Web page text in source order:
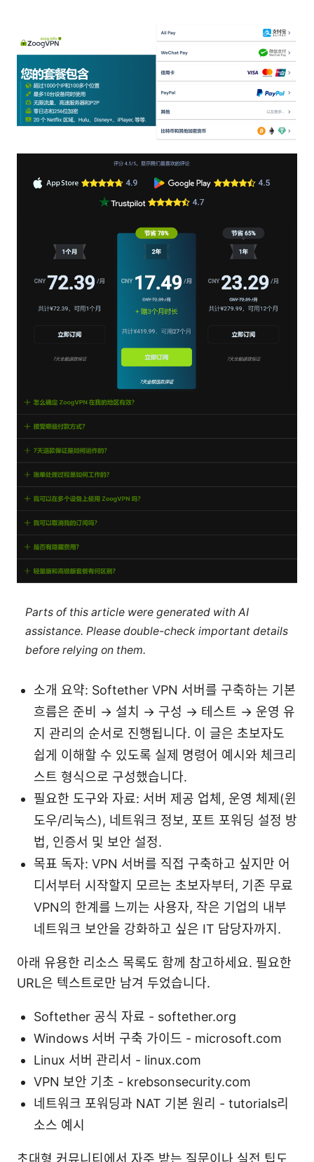
Parts of this article were generated with AI
assistance. Please double-check important details
before relying on them.
소개 요약: Softether VPN 서버를 구축하는 기본
흐름은 준비 → 설치 → 구성 → 테스트 → 운영 유
지 관리의 순서로 진행됩니다. 이 글은 초보자도
쉽게 이해할 수 있도록 실제 명령어 예시와 체크리
스트 형식으로 구성했습니다.
필요한 도구와 자료: 서버 제공 업체, 운영 체제(윈
도우/리눅스), 네트워크 정보, 포트 포워딩 설정 방
법, 인증서 및 보안 설정.
목표 독자: VPN 서버를 직접 구축하고 싶지만 어
디서부터 시작할지 모르는 초보자부터, 기존 무료
VPN의 한계를 느끼는 사용자, 작은 기업의 내부
네트워크 보안을 강화하고 싶은 IT 담당자까지.
아래 유용한 리소스 목록도 함께 참고하세요. 필요한
URL은 텍스트로만 남겨 두었습니다.
Softether 공식 자료 - softether.org
Windows 서버 구축 가이드 - microsoft.com
Linux 서버 관리서 - linux.com
VPN 보안 기초 - krebsonsecurity.com
네트워크 포워딩과 NAT 기본 원리 - tutorials리
소스 예시
초대형 커뮤니티에서 자주 받는 질문이나 실전 팁도